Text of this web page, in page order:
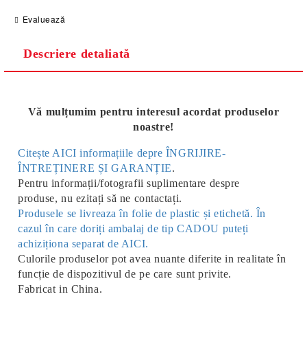
Evaluează
Descriere detaliată
Vă mulțumim pentru interesul acordat produselor
noastre!
Citește AICI informațiile depre ÎNGRIJIRE-
ÎNTREȚINERE ȘI GARANȚIE.
Pentru informații/fotografii suplimentare despre
produse, nu ezitați să ne contactați.
Produsele se livreaza în folie de plastic și etichetă. În
cazul în care doriți ambalaj de tip CADOU puteți
achiziționa separat de AICI.
Culorile produselor pot avea nuante diferite in realitate în
funcție de dispozitivul de pe care sunt privite.
Fabricat in China.